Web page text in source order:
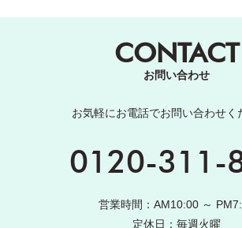
CONTACT
お問い合わせ
お気軽にお電話でお問い合わせく
0120-311-
営業時間：AM10:00 ～
定休日：毎週火曜